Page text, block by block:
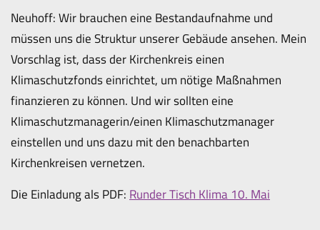
Neuhoff: Wir brauchen eine Bestandaufnahme und
müssen uns die Struktur unserer Gebäude ansehen. Mein
Vorschlag ist, dass der Kirchenkreis einen
Klimaschutzfonds einrichtet, um nötige Maßnahmen
finanzieren zu können. Und wir sollten eine
Klimaschutzmanagerin/einen Klimaschutzmanager
einstellen und uns dazu mit den benachbarten
Kirchenkreisen vernetzen.
Die Einladung als PDF: Runder Tisch Klima 10. Mai